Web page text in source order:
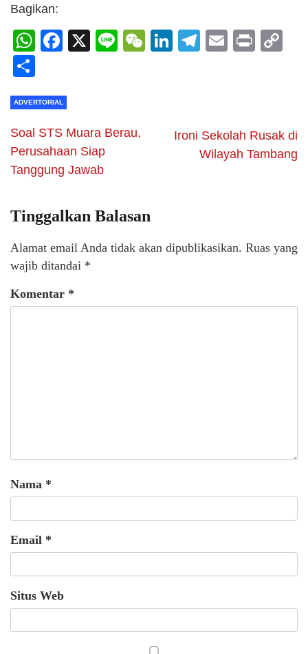
Bagikan:
WhatsApp
Facebook
X LineWeChat
LinkedIn
Telegram
Email
Print
ADVERTORIAL
Soal STS Muara Berau,
Perusahaan Siap
Tanggung Jawab
Ironi Sekolah Rusak di
Wilayah Tambang
Tinggalkan Balasan
Alamat email Anda tidak akan dipublikasikan. Ruas yang
wajib ditandai *
Komentar *
Nama *
Email *
Situs Web